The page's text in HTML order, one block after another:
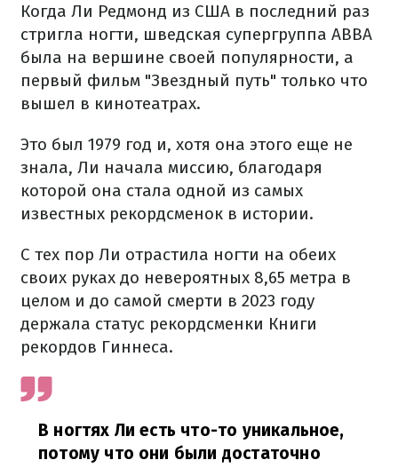
Когда Ли Редмонд из США в последний раз
стригла ногти, шведская супергруппа ABBA
была на вершине своей популярности, а
первый фильм "Звездный путь" только что
вышел в кинотеатрах.
Это был 1979 год и, хотя она этого еще не
знала, Ли начала миссию, благодаря
которой она стала одной из самых
известных рекордсменок в истории.
С тех пор Ли отрастила ногти на обеих
своих руках до невероятных 8,65 метра в
целом и до самой смерти в 2023 году
держала статус рекордсменки Книги
рекордов Гиннеса.
В ногтях Ли есть что-то уникальное,
потому что они были достаточно